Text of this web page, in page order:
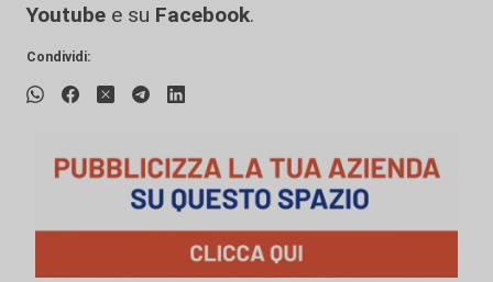
Youtube e su Facebook.
Condividi: